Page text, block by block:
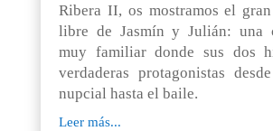
Ribera II, os mostramos el
libre de Jasmín y Julián: una
muy familiar donde sus dos
verdaderas protagonistas
nupcial hasta el baile.
Leer más...